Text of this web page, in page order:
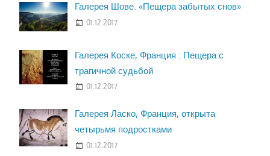
Галерея Шове. «Пещера забытых снов»
01.12.2017
Галерея Коске, Франция : Пещера с
трагичной судьбой
01.12.2017
Галерея Ласко, Франция, открыта
четырьмя подростками
01.12.2017